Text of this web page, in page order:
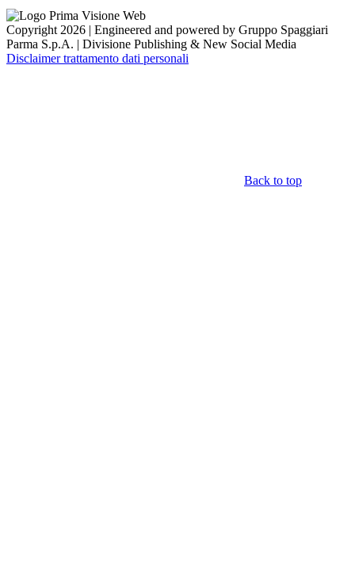
Copyright 2026 | Engineered and powered by Gruppo Spaggiari
Parma S.p.A. | Divisione Publishing & New Social Media
Disclaimer trattamento dati personali
Back to top